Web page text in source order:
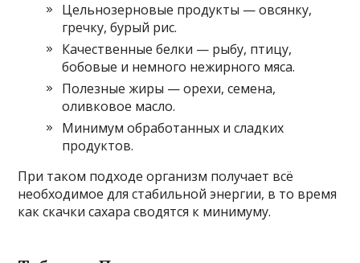
Цельнозерновые продукты — овсянку,
гречку, бурый рис.
Качественные белки — рыбу, птицу,
бобовые и немного нежирного мяса.
Полезные жиры — орехи, семена,
оливковое масло.
Минимум обработанных и сладких
продуктов.
При таком подходе организм получает всё
необходимое для стабильной энергии, в то время
как скачки сахара сводятся к минимуму.